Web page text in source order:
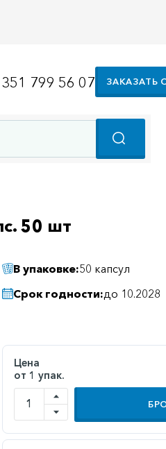
799 56 07 ЗАКАЗАТЬ
50 шт
В упаковке:50 капсул
Срок годности:до 10.2028
Цена
от 1 упак.